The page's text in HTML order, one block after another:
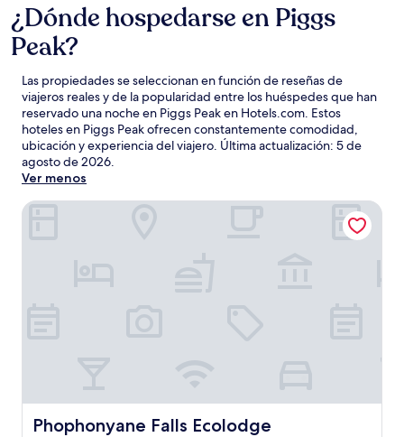
¿Dónde hospedarse en Piggs
Peak?
Las propiedades se seleccionan en función de reseñas de
viajeros reales y de la popularidad entre los huéspedes que han
reservado una noche en Piggs Peak en Hotels.com. Estos
hoteles en Piggs Peak ofrecen constantemente comodidad,
ubicación y experiencia del viajero. Última actualización: 5 de
agosto de 2026.
Ver menos
Phophonyane Falls Ecolodge
Phophonyane Falls Ecolodge
Phophonyane Falls Ecolodge